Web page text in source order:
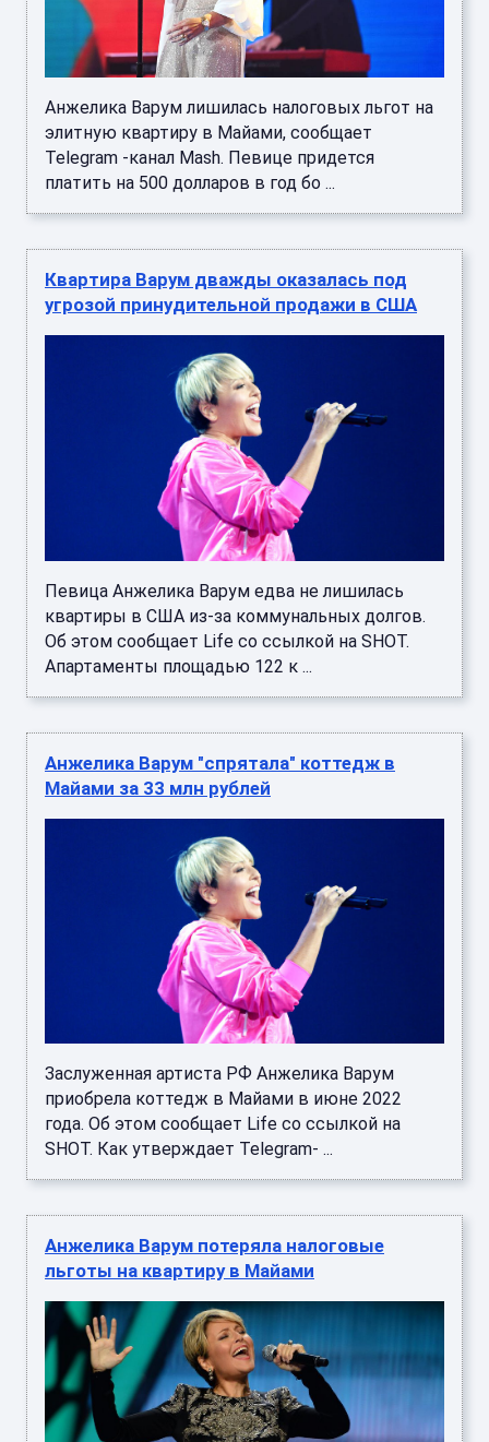
Анжелика Варум лишилась налоговых льгот на
элитную квартиру в Майами, сообщает
Telegram -канал Mash. Певице придется
платить на 500 долларов в год бо ...
Квартира Варум дважды оказалась под
угрозой принудительной продажи в США
Певица Анжелика Варум едва не лишилась
квартиры в США из-за коммунальных долгов.
Об этом сообщает Life со ссылкой на SHOT.
Апартаменты площадью 122 к ...
Анжелика Варум "спрятала" коттедж в
Майами за 33 млн рублей
Заслуженная артиста РФ Анжелика Варум
приобрела коттедж в Майами в июне 2022
года. Об этом сообщает Life со ссылкой на
SHOT. Как утверждает Telegram- ...
Анжелика Варум потеряла налоговые
льготы на квартиру в Майами